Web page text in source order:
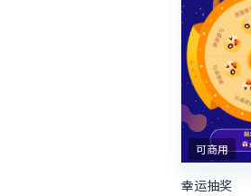
可商用
幸运抽奖